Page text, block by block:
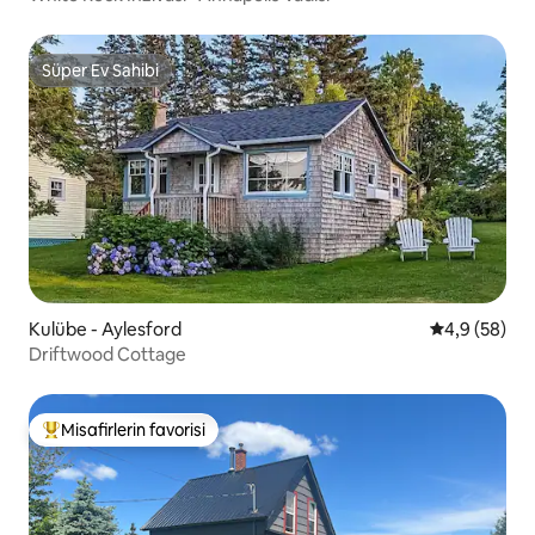
Süper Ev Sahibi
Süper Ev Sahibi
Kulübe - Aylesford 5 üzerinden
4,9 (58)
Driftwood Cottage
Misafirlerin favorilerinden en beğenilenler arasında
Misafirlerin favorisi